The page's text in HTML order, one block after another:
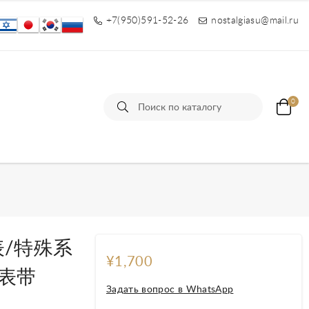
+7(950)591-52-26 nostalgiasu@mail.ru
0
/特殊系
带
¥1,700
Задать вопрос в WhatsApp